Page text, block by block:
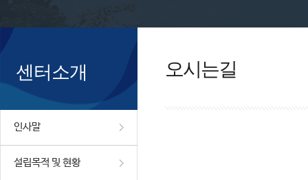
센터소개
인사말
설립목적 및 현황
오시는길